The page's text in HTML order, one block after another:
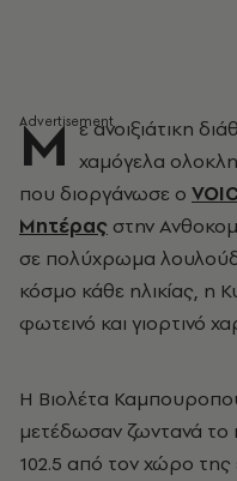
Μ ε ανοιξιάτικη
χαμόγελα
που διοργάνωσε ο
Μητέρας στην
σε πολύχρωμα
κόσμο κάθε ηλικίας, η
φωτεινό και γιορτινό
Η Βιολέτα
μετέδωσαν ζωντανά
102.5 από τον χώρο